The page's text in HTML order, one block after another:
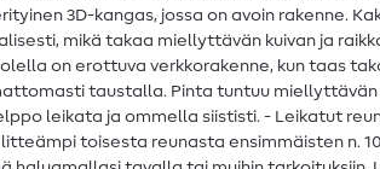
3D-kangas, jossa on avoin rakenne.
mikä takaa miellyttävän kuivan ja
on erottuva verkkorakenne, kun taas
taustalla. Pinta tuntuu
leikata ja ommella siististi. - Leikatut
toisesta reunasta ensimmäisten n.